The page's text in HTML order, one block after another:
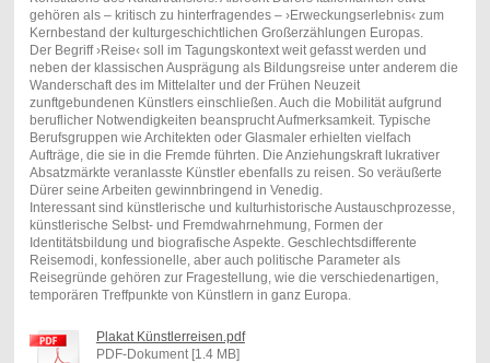
gehören als – kritisch zu hinterfragendes – ›Erweckungserlebnis‹ zum
Kernbestand der kulturgeschichtlichen Großerzählungen Europas.
Der Begriff ›Reise‹ soll im Tagungskontext weit gefasst werden und
neben der klassischen Ausprägung als Bildungsreise unter anderem die
Wanderschaft des im Mittelalter und der Frühen Neuzeit
zunftgebundenen Künstlers einschließen. Auch die Mobilität aufgrund
beruflicher Notwendigkeiten beansprucht Aufmerksamkeit. Typische
Berufsgruppen wie Architekten oder Glasmaler erhielten vielfach
Aufträge, die sie in die Fremde führten. Die Anziehungskraft lukrativer
Absatzmärkte veranlasste Künstler ebenfalls zu reisen. So veräußerte
Dürer seine Arbeiten gewinnbringend in Venedig.
Interessant sind künstlerische und kulturhistorische Austauschprozesse,
künstlerische Selbst- und Fremdwahrnehmung, Formen der
Identitätsbildung und biografische Aspekte. Geschlechtsdifferente
Reisemodi, konfessionelle, aber auch politische Parameter als
Reisegründe gehören zur Fragestellung, wie die verschiedenartigen,
temporären Treffpunkte von Künstlern in ganz Europa.
Plakat Künstlerreisen.pdf
PDF-Dokument [1.4 MB]